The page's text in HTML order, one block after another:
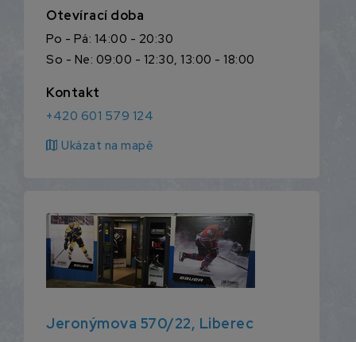
Otevírací doba
Po - Pá: 14:00 - 20:30
So - Ne: 09:00 - 12:30, 13:00 - 18:00
Kontakt
+420 601 579 124
map Ukázat na mapě
Jeronýmova 570/22, Liberec